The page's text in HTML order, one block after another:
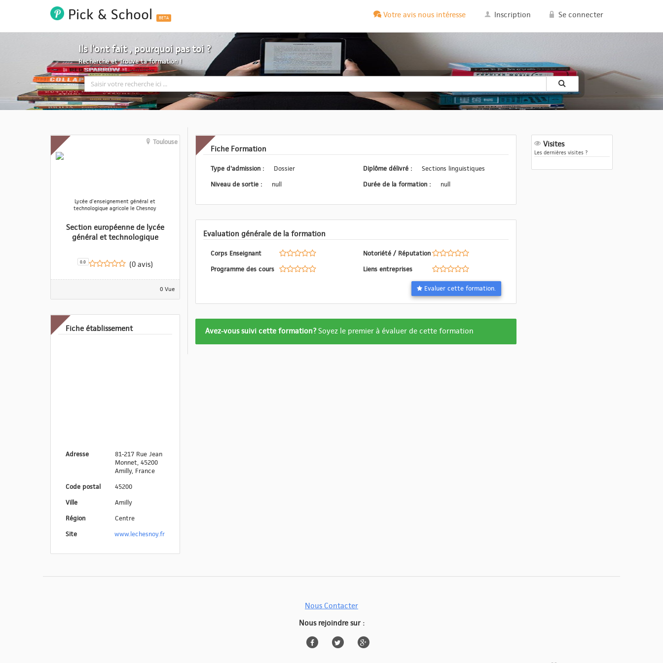
Pick & School BETA Votre avis nous intéresse Inscription Se connecter
Ils l'ont fait , pourquoi pas toi ?
Recherche et Trouve ta formation !
Toulouse
Lycée d'enseignement général et
technologique agricole le Chesnoy
Section européenne de lycée
général et technologique
0.0 (0 avis)
0 Vue
Fiche établissement
Adresse
81-217 Rue Jean
Monnet, 45200
Amilly, France
Code postal
45200
Ville
Amilly
Région
Centre
Site
www.lechesnoy.fr
Fiche Formation
Type d'admission :
Dossier
Niveau de sortie :
null
Diplôme délivré :
Sections linguistiques
Durée de la formation :
null
Evaluation générale de la formation
Corps Enseignant
Programme des cours
Notoriété / Réputation
Liens entreprises
Evaluer cette formation.
Formation
Avez-vous suivi cette formation?Soyez le premier à évaluer de cette formation
Visites
Les dernières visites ?
Nous Contacter
Nous rejoindre sur :